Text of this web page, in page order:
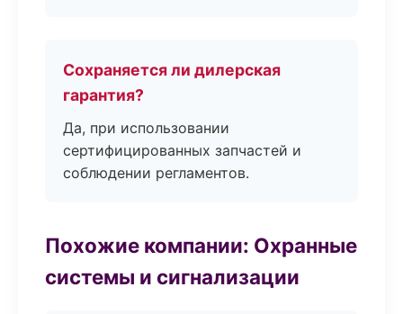
Сохраняется ли дилерская
гарантия?
Да, при использовании
сертифицированных запчастей и
соблюдении регламентов.
Похожие компании: Охранные
системы и сигнализации